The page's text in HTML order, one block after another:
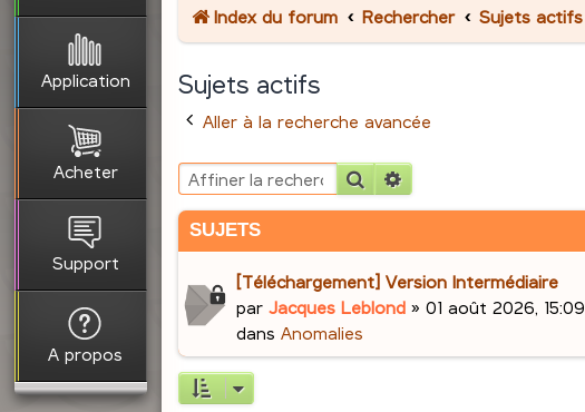
Application
Acheter
Support
A propos
Index du forum Rechercher Sujets actifs
Sujets actifs
Aller à la recherche avancée
Rechercher
SUJETS
[Téléchargement] Version Intermédiaire
parJacques Leblond »01 août 2026, 15:09
dansAnomalies